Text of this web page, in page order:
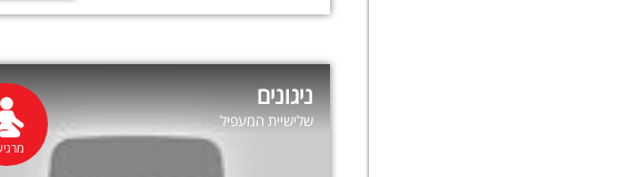
ניגונים
שלישיית המעפיל